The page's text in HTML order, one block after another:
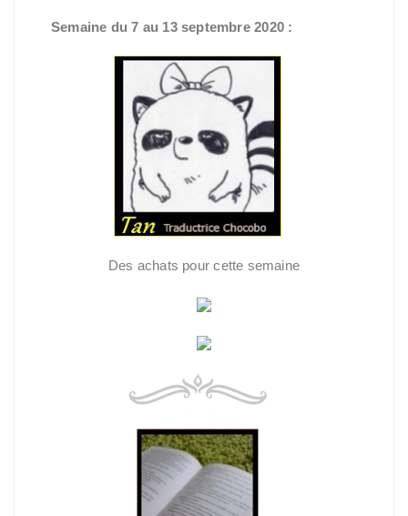
Semaine du 7 au 13 septembre 2020 :
Des achats pour cette semaine